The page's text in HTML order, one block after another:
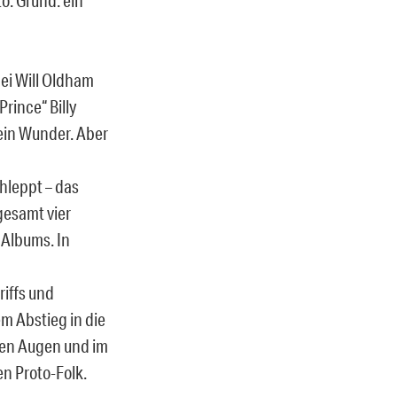
Will Oldham
Billy
Wunder. Aber
– das
vier
In
und
Abstieg in die
Augen und im
Proto-Folk.